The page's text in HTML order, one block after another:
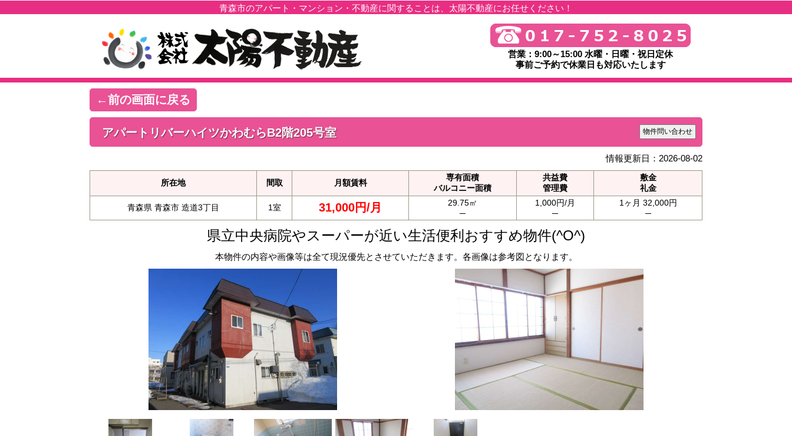
青森市のアパート・マンション・不動産に関することは、太陽不動産にお任せください！
営業：9:00～15:00 水曜・日曜・祝日定休
事前ご予約で休業日も対応いたします
←前の画面に戻る
アパートリバーハイツかわむらB2階205号室 物件問い合わせ
情報更新日：2026-08-02
所在地 間取 月額賃料
専有面積
バルコニー面積
共益費
管理費
敷金
礼金
青森県 青森市 造道3丁目 1室 31,000円/月
29.75㎡
─
1,000円/月
─
1ヶ月 32,000円
─
県立中央病院やスーパーが近い生活便利おすすめ物件(^O^)
本物件の内容や画像等は全て現況優先とさせていただきます。各画像は参考図となります。